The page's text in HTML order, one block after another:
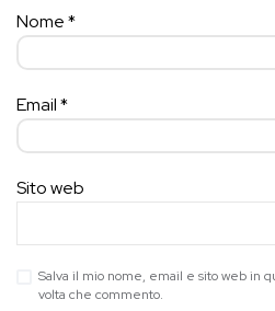
Nome*
Email*
Sito web
Salva il mio nome, email e sito web in
volta che commento.